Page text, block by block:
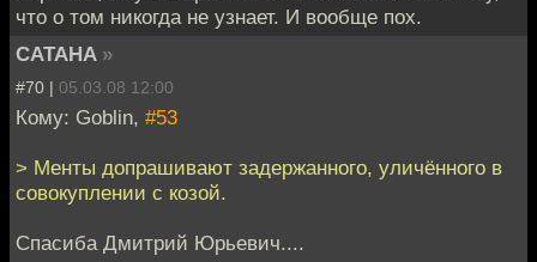
что о том никогда не узнает. И вообще пох.
CATAHA »
#70 | 05.03.08 12:00
Кому: Goblin, #53
> Менты допрашивают задержанного, уличённого в
совокуплении с козой.
Спасиба Дмитрий Юрьевич....